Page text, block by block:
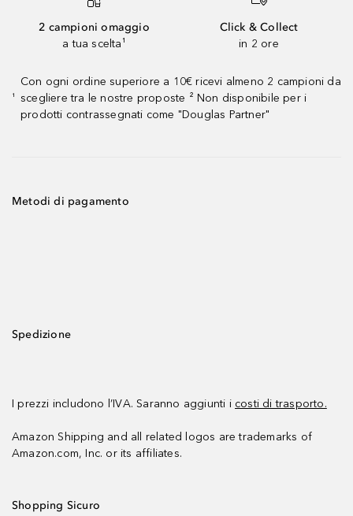
2 campioni omaggio
a tua scelta¹
Click & Collect
in 2 ore
¹
Con ogni ordine superiore a 10€ ricevi almeno 2 campioni da
scegliere tra le nostre proposte ² Non disponibile per i
prodotti contrassegnati come "Douglas Partner"
Metodi di pagamento
Spedizione
I prezzi includono l’IVA. Saranno aggiunti i costi di trasporto.
Amazon Shipping and all related logos are trademarks of
Amazon.com, Inc. or its affiliates.
Shopping Sicuro